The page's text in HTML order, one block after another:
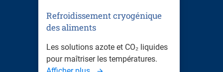
Refroidissement cryogénique
des aliments
Les solutions azote et CO₂ liquides
pour maîtriser les températures.